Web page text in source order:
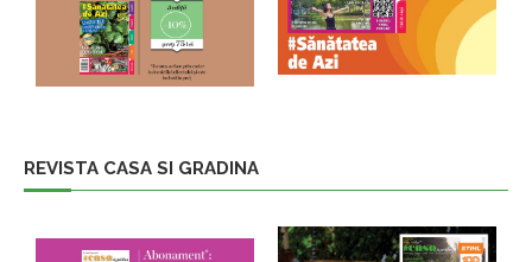
REVISTA CASA SI GRADINA